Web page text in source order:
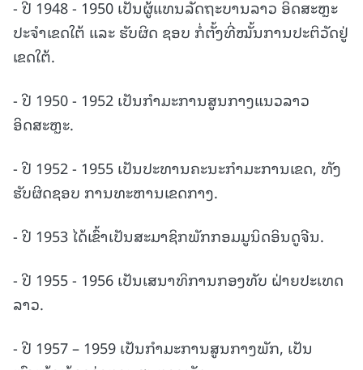
- ປີ 1948 - 1950 ເປັນຜູ້ແທນລັດຖະບານລາວ ອິດສະຫຼະ
ປະຈໍາເຂດໃຕ້ ແລະ ຮັບຜິດ ຊອບ ກໍ່ຕັ້ງທີ່ໝັ້ນການປະຕິວັດຢູ່
ເຂດໃຕ້.
- ປີ 1950 - 1952 ເປັນກໍາມະການສູນກາງແນວລາວ
ອິດສະຫຼະ.
- ປີ 1952 - 1955 ເປັນປະທານຄະນະກໍາມະການເຂດ, ທັງ
ຮັບຜິດຊອບ ການທະຫານເຂດກາງ.
- ປີ 1953 ໄດ້ເຂົ້າເປັນສະມາຊິກພັກກອມມູນິດອິນດູຈີນ.
- ປີ 1955 - 1956 ເປັນເສນາທິການກອງທັບ ຝ່າຍປະເທດ
ລາວ.
- ປີ 1957 – 1959 ເປັນກໍາມະການສູນກາງພັກ, ເປັນ